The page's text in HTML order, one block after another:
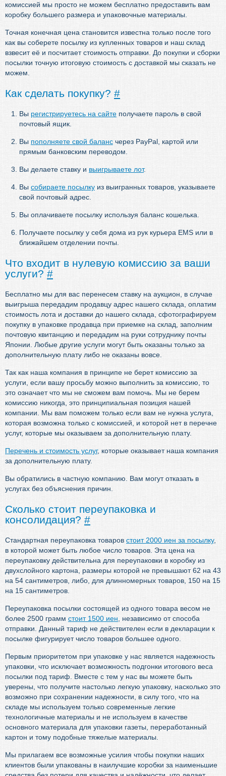
комиссией мы просто не можем бесплатно предоставить вам
коробку большего размера и упаковочные материалы.
Точная конечная цена становится известна только после того
как вы соберете посылку из купленных товаров и наш склад
взвесит её и посчитает стоимость отправки. До покупки и сборки
посылки точную итоговую стоимость с доставкой мы сказать не
можем.
Как сделать покупку? #
Вы регистрируетесь на сайте получаете пароль в свой
почтовый ящик.
Вы пополняете свой баланс через PayPal, картой или
прямым банковским переводом.
Вы делаете ставку и выигрываете лот.
Вы собираете посылку из выигранных товаров, указываете
свой почтовый адрес.
Вы оплачиваете посылку используя баланс кошелька.
Получаете посылку у себя дома из рук курьера EMS или в
ближайшем отделении почты.
Что входит в нулевую комиссию за ваши
услуги? #
Бесплатно мы для вас перенесем ставку на аукцион, в случае
выигрыша передадим продавцу адрес нашего склада, оплатим
стоимость лота и доставки до нашего склада, сфотографируем
покупку в упаковке продавца при приемке на склад, заполним
почтовую квитанцию и передадим на руки сотруднику почты
Японии. Любые другие услуги могут быть оказаны только за
дополнительную плату либо не оказаны вовсе.
Так как наша компания в принципе не берет комиссию за
услуги, если вашу просьбу можно выполнить за комиссию, то
это означает что мы не сможем вам помочь. Мы не берем
комиссию никогда, это принципиальная позиция нашей
компании. Мы вам поможем только если вам не нужна услуга,
которая возможна только с комиссией, и которой нет в перечне
услуг, которые мы оказываем за дополнительную плату.
Перечень и стоимость услуг, которые оказывает наша компания
за дополнительную плату.
Вы обратились в частную компанию. Вам могут отказать в
услугах без объяснения причин.
Сколько стоит переупаковка и
консолидация? #
Стандартная переупаковка товаров стоит 2000 иен за посылку,
в которой может быть любое число товаров. Эта цена на
переупаковку действительна для переупаковки в коробку из
двухслойного картона, размеры которой не превышают 62 на 43
на 54 сантиметров, либо, для длинномерных товаров, 150 на 15
на 15 сантиметров.
Переупаковка посылки состоящей из одного товара весом не
более 2500 грамм стоит 1500 иен , независимо от способа
отправки. Данный тариф не действителен если в декларации к
посылке фигурирует число товаров большее одного.
Первым приоритетом при упаковке у нас является надежность
упаковки, что исключает возможность подгонки итогового веса
посылки под тариф. Вместе с тем у нас вы можете быть
уверены, что получите настолько легкую упаковку, насколько это
возможно при сохранении надежности, в силу того, что на
складе мы используем только современные легкие
технологичные материалы и не используем в качестве
основного материала для упаковки газеты, переработанный
картон и тому подобные тяжелые материалы.
Мы прилагаем все возможные усилия чтобы покупки наших
клиентов были упакованы в наилучшие коробки за наименьшие